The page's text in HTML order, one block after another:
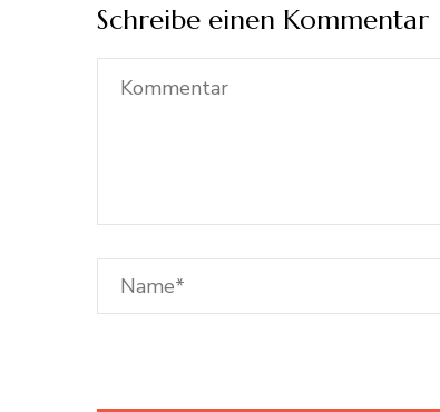
Schreibe einen Kommentar